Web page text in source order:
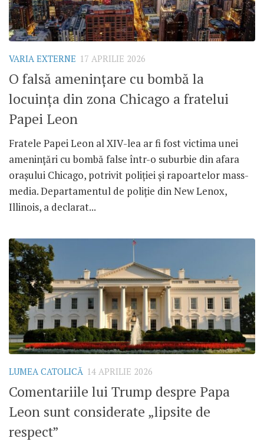
VARIA EXTERNE 17 APRILIE 2026
O falsă amenințare cu bombă la
locuința din zona Chicago a fratelui
Papei Leon
Fratele Papei Leon al XIV-lea ar fi fost victima unei
amenințări cu bombă false într-o suburbie din afara
orașului Chicago, potrivit poliției și rapoartelor mass-
media. Departamentul de poliție din New Lenox,
Illinois, a declarat...
LUMEA CATOLICĂ 14 APRILIE 2026
Comentariile lui Trump despre Papa
Leon sunt considerate „lipsite de
respect”